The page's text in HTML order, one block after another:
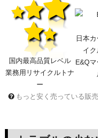
国内最高品質レベル
業務用リサイクルトナ
ー
日本
イ
E&Q
もっと安く売っている販